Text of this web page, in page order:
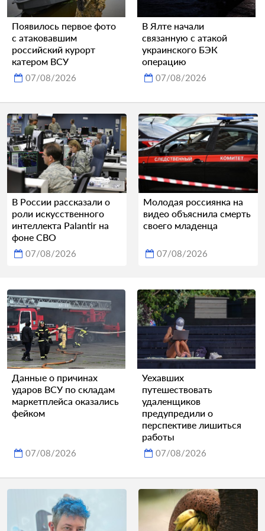
Появилось первое фото
с атаковавшим
российский курорт
катером ВСУ
07/08/2026
В Ялте начали
связанную с атакой
украинского БЭК
операцию
07/08/2026
В России рассказали о
роли искусственного
интеллекта Palantir на
фоне СВО
07/08/2026
Молодая россиянка на
видео объяснила смерть
своего младенца
07/08/2026
Данные о причинах
ударов ВСУ по складам
маркетплейса оказались
фейком
07/08/2026
Уехавших
путешествовать
удаленщиков
предупредили о
перспективе лишиться
работы
07/08/2026